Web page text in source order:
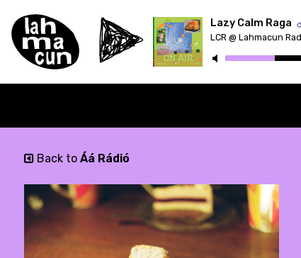
ON AIR
Lazy Calm Raga
Back to Áá Rádió